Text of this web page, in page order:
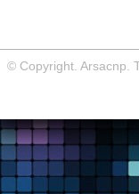
© Copyright. Arsacnp.